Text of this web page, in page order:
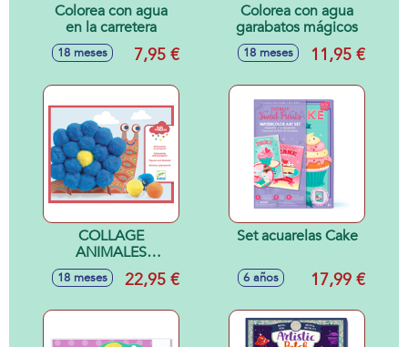
Colorea con agua
en la carretera
18 meses 7,95 €
Colorea con agua
garabatos mágicos
18 meses 11,95 €
COLLAGE
ANIMALES
BLANDITOS 18M
18 meses 22,95 €
Set acuarelas Cake
6 años 17,99 €